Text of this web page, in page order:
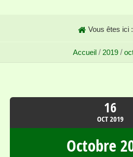
Vous êtes ici :
Accueil / 2019 /
16
OCT2019
Octobre